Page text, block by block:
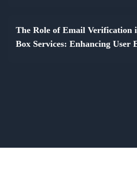
The Role of Email Verification
Box Services: Enhancing User